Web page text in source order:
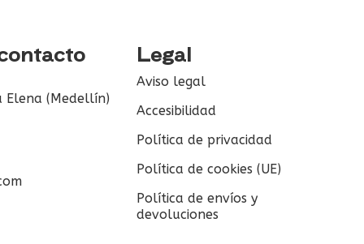
Elena (Medellín)
Legal
Aviso legal
Accesibilidad
Política de privacidad
Política de cookies (UE)
Política de envíos y
devoluciones